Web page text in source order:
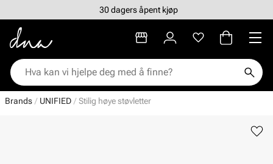
30 dagers åpent kjøp
Brands UNIFIED Stilig høye støvletter